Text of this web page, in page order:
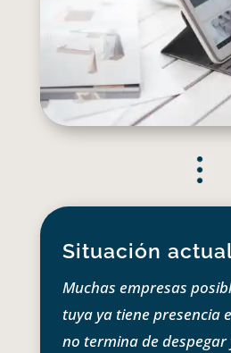
Situación
Muchas empresas
tuya ya tiene presencia
no termina de despegar